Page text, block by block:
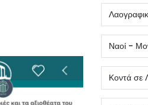
Ναοί -
Κοντά σε